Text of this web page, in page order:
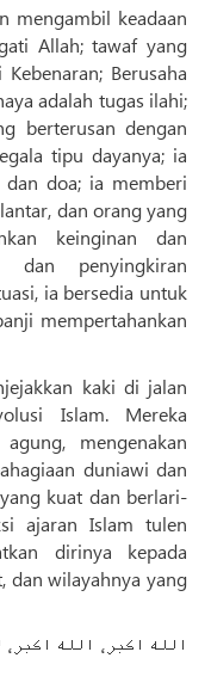
mengambil keadaan
Allah; tawaf yang
Berusaha
adalah tugas ilahi;
berterusan dengan
tipu dayanya; ia
doa; ia memberi
dan orang yang
keinginan dan
dan penyingkiran
ia bersedia untuk
mempertahankan
kaki di jalan
Islam. Mereka
mengenakan
duniawi dan
kuat dan berlari-
ajaran Islam tulen
dirinya kepada
dan wilayahnya yang
الله اكبر، الله اكبر،